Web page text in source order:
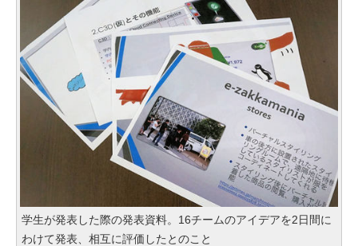
学生が発表した際の発表資料。16チームのアイデアを2日間に
わけて発表、相互に評価したとのこと